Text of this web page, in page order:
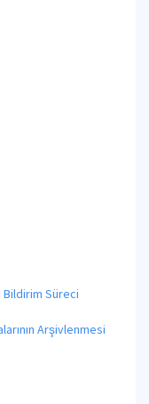
Bildirim Süreci
Arşivlenmesi